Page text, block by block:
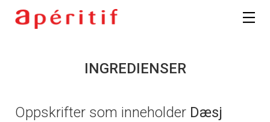
INGREDIENSER
Oppskrifter som inneholder Dæsj